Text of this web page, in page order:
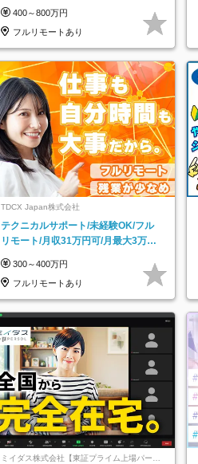
員多数活躍
400～800万円
フルリモートあり
TDCX Japan株式会社
テクニカルサポート/未経験OK/フル
リモート/月収31万円可/月最大3万の
300～400万円
フルリモートあり
ミイダス株式会社【東証プライム上場パーソ